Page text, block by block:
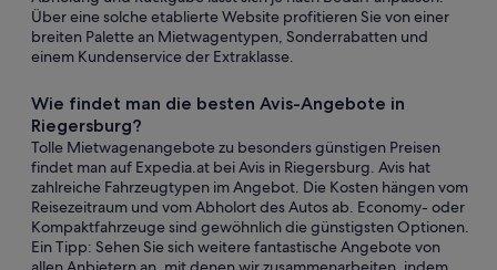
Über eine solche etablierte Website profitieren Sie von einer
breiten Palette an Mietwagentypen, Sonderrabatten und
einem Kundenservice der Extraklasse.
Wie findet man die besten Avis-Angebote in
Riegersburg?
Tolle Mietwagenangebote zu besonders günstigen Preisen
findet man auf Expedia.at bei Avis in Riegersburg. Avis hat
zahlreiche Fahrzeugtypen im Angebot. Die Kosten hängen vom
Reisezeitraum und vom Abholort des Autos ab. Economy- oder
Kompaktfahrzeuge sind gewöhnlich die günstigsten Optionen.
Ein Tipp: Sehen Sie sich weitere fantastische Angebote von